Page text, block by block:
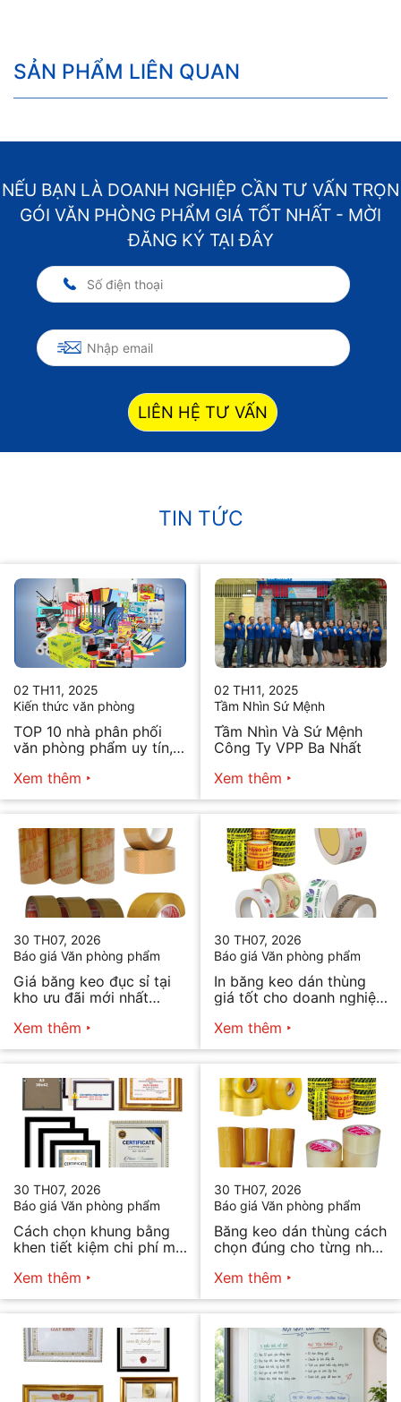
SẢN PHẨM LIÊN QUAN
NẾU BẠN LÀ DOANH NGHIỆP CẦN TƯ VẤN TRỌN
GÓI VĂN PHÒNG PHẨM GIÁ TỐT NHẤT - MỜI
ĐĂNG KÝ TẠI ĐÂY
LIÊN HỆ TƯ VẤN
TIN TỨC
02 TH11, 2025
Kiến thức văn phòng
TOP 10 nhà phân phối
văn phòng phẩm uy tín,
Xem thêm
02 TH11, 2025
Tầm Nhìn Sứ Mệnh
Tầm Nhìn Và Sứ Mệnh
Công Ty VPP Ba Nhất
Xem thêm
30 TH07, 2026
Báo giá Văn phòng phẩm
Giá băng keo đục sỉ tại
kho ưu đãi mới nhất
Xem thêm
30 TH07, 2026
Báo giá Văn phòng phẩm
In băng keo dán thùng
giá tốt cho doanh nghiệp
Xem thêm
30 TH07, 2026
Báo giá Văn phòng phẩm
Cách chọn khung bằng
khen tiết kiệm chi phí mà
Xem thêm
30 TH07, 2026
Báo giá Văn phòng phẩm
Băng keo dán thùng cách
chọn đúng cho từng nhu
Xem thêm